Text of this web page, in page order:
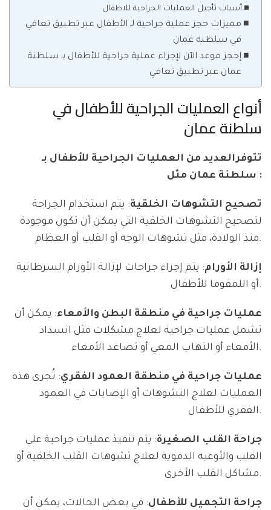
أسباب تأجيل العمليات الجراحية للاطفال
مميزات حجز عملية جراحية لـ الأطفال عبر تطبيق تعافي
في سلطنة عمان
إحجز موعد الآن لإجراء عملية جراحية للأطفال بـ سلطنة
عمان عبر تطبيق تعافي
أنواع العمليات الجراحية للأطفال في
سلطنة عمان
تتوفرالعديد من العمليات الجراحية للأطفال بـ
سلطنة عمان مثل :
تصحيح التشوهات الخلقية: يتم استخدام الجراحة
لتصحيح التشوهات الخلقية التي يمكن أن تكون موجودة
منذ الولادة، مثل تشوهات الوجه أو القلب أو العظام.
إزالة الأورام: يتم إجراء جراحات لإزالة الأورام السرطانية
أو اللمفوما للأطفال.
عمليات جراحية في منطقة البطن والأمعاء: يمكن أن
تشمل عمليات جراحية لعلاج مشكلات مثل انسداد
الأمعاء أو التهاب المعي أو تصاعد الأمعاء.
عمليات جراحية في منطقة العمود الفقري: تُجرى هذه
العمليات لعلاج التشوهات أو الإصابات في العمود
الفقري للأطفال.
جراحة القلب الصغيرة: يتم تنفيذ عمليات جراحية على
القلب والأوعية الدموية لعلاج تشوهات القلب الخلقية أو
مشاكل القلب الأخرى.
جراحة التجميل للأطفال: في بعض الحالات، يمكن أن